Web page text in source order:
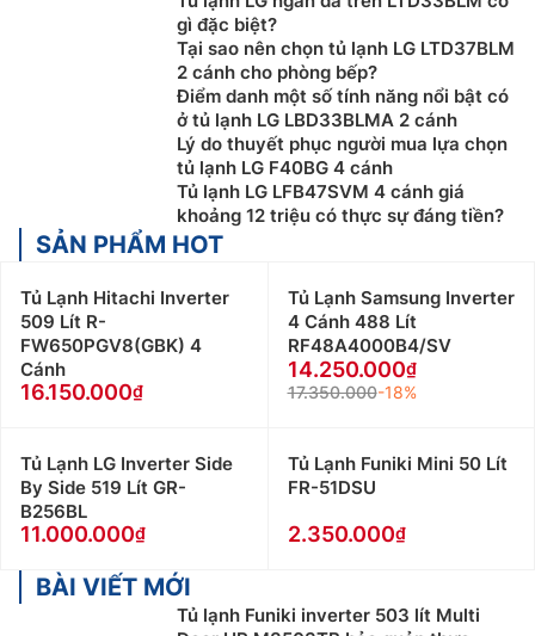
gì đặc biệt?
Tại sao nên chọn tủ lạnh LG LTD37BLM
2 cánh cho phòng bếp?
Điểm danh một số tính năng nổi bật có
ở tủ lạnh LG LBD33BLMA 2 cánh
Lý do thuyết phục người mua lựa chọn
tủ lạnh LG F40BG 4 cánh
Tủ lạnh LG LFB47SVM 4 cánh giá
khoảng 12 triệu có thực sự đáng tiền?
SẢN PHẨM HOT
Tủ Lạnh Hitachi Inverter
509 Lít R-
FW650PGV8(GBK) 4
Cánh
16.150.000
Tủ Lạnh Samsung Inverter
4 Cánh 488 Lít
RF48A4000B4/SV
14.250.000
17.350.000-18%
Tủ Lạnh LG Inverter Side
By Side 519 Lít GR-
B256BL
11.000.000
Tủ Lạnh Funiki Mini 50 Lít
FR-51DSU
2.350.000
BÀI VIẾT MỚI
Tủ lạnh Funiki inverter 503 lít Multi